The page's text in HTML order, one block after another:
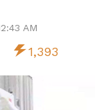
AM
1,393